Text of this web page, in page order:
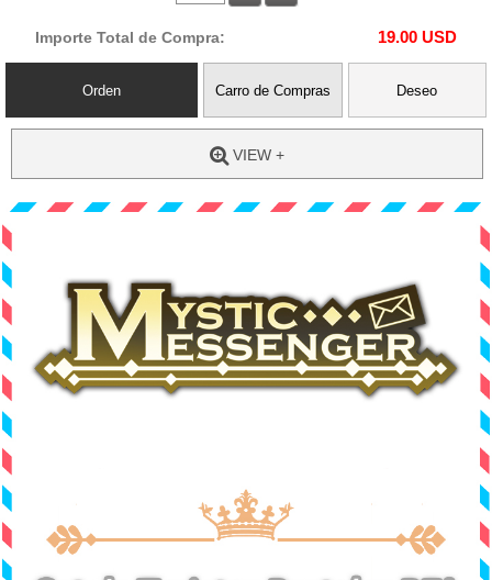
Importe Total de Compra: 19.00 USD
Orden Carro de Compras Deseo
VIEW +